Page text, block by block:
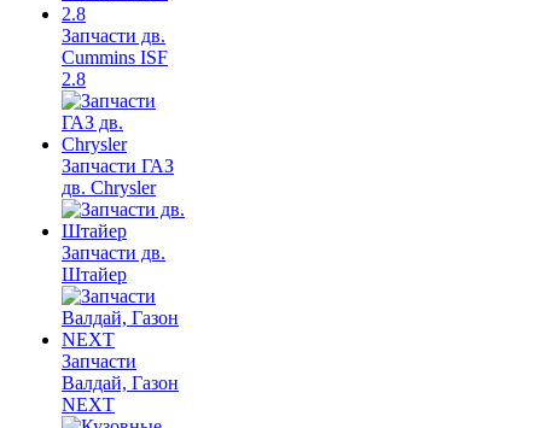
Запчасти дв.
Cummins ISF
2.8
Запчасти ГАЗ
дв. Chrysler
Запчасти дв.
Штайер
Запчасти
Валдай, Газон
NEXT